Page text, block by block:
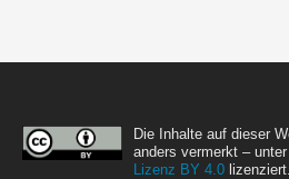
Die Inhalte auf dieser
anders vermerkt –
Lizenz BY 4.0 lizenziert.